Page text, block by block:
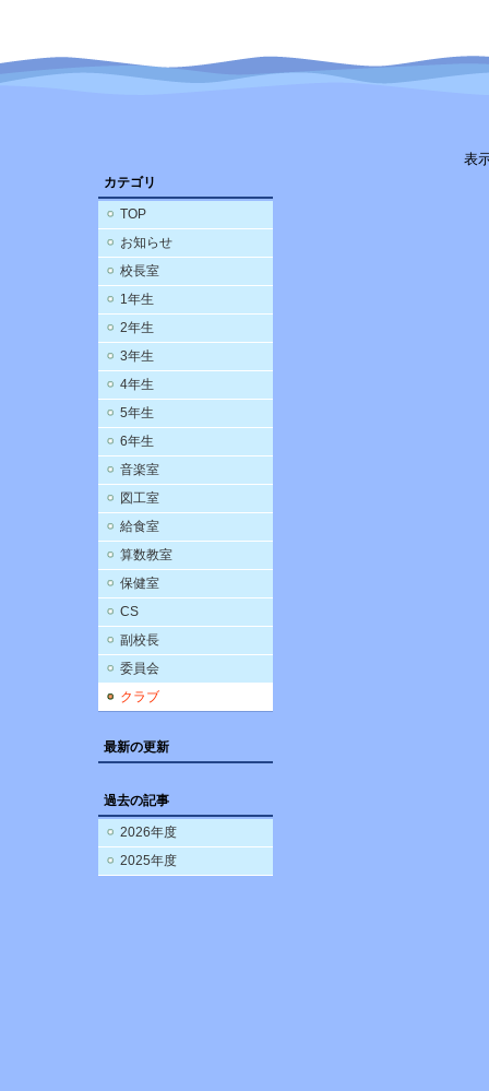
カテゴリ
TOP
お知らせ
校長室
1年生
2年生
3年生
4年生
5年生
6年生
音楽室
図工室
給食室
算数教室
保健室
CS
副校長
委員会
クラブ
最新の更新
過去の記事
2026年度
2025年度
表